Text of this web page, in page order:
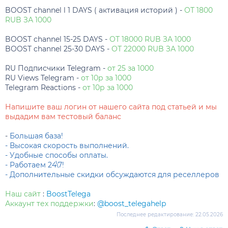
BOOST channel l 1 DAYS ( активация историй ) - ОТ 1800
RUB ЗА 1000
BOOST channel 15-25 DAYS - ОТ 18000 RUB ЗА 1000
BOOST channel 25-30 DAYS - ОТ 22000 RUB ЗА 1000
RU Подписчики Telegram - от 25 за 1000
RU Views Telegram - от 10р за 1000
Telegram Reactions - от 10р за 1000
Напишите ваш логин от нашего сайта под статьей и мы
выдадим вам тестовый баланс
- Большая база!
- Высокая скорость выполнений.
- Удобные способы оплаты.
- Работаем 24\7!
- Дополнительные скидки обсуждаются для реселлеров
Наш сайт : BoostTelega
Аккаунт тех поддержки: @boost_telegahelp
Последнее редактирование: 22.05.2026